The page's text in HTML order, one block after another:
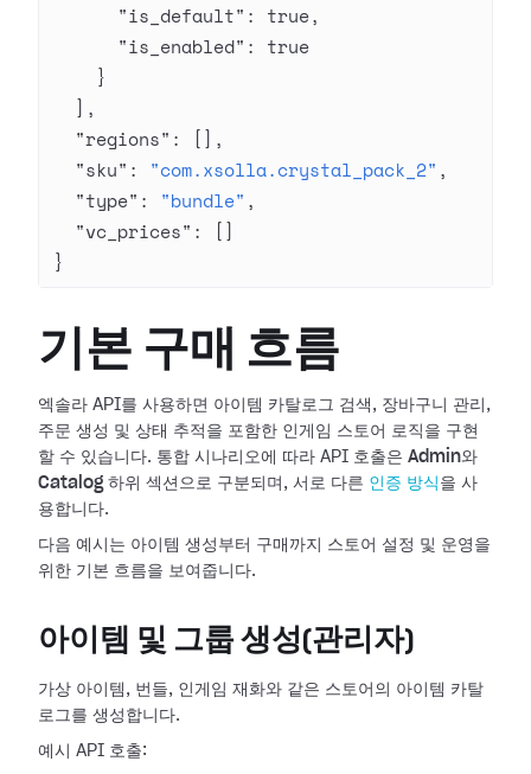
      "is_default"
: true,
      "is_enabled"
: true
    }
  ],
  "regions"
: [],
  "sku"
: "com.xsolla.crystal_pack_2" ,
  "type"
: "bundle" ,
  "vc_prices"
: []
}
기본 구매 흐름
엑솔라 API를 사용하면 아이템 카탈로그 검색, 장바구니 관리,
주문 생성 및 상태 추적을 포함한 인게임 스토어 로직을 구현
할 수 있습니다. 통합 시나리오에 따라 API 호출은 Admin와
Catalog 하위 섹션으로 구분되며, 서로 다른 인증 방식 을 사
용합니다.
다음 예시는 아이템 생성부터 구매까지 스토어 설정 및 운영을
위한 기본 흐름을 보여줍니다.
아이템 및 그룹 생성(관리자)
가상 아이템, 번들, 인게임 재화와 같은 스토어의 아이템 카탈
로그를 생성합니다.
예시 API 호출: